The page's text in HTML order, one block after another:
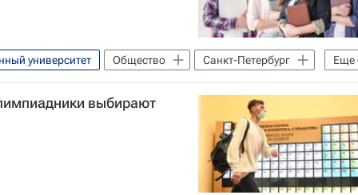
Еще
университет Общество
Санкт-Петербург
(ВШЭ) МГИМО
Ярослав Кузьминов
выбирают